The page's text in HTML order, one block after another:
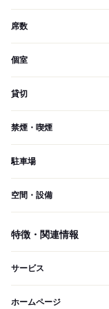
席数
個室
貸切
禁煙・喫煙
駐車場
空間・設備
特徴・関連情報
サービス
ホームページ